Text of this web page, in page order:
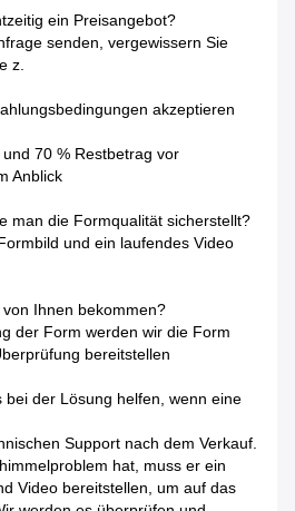
ein Preisangebot?
senden, vergewissern Sie
z.
akzeptieren
70 % Restbetrag vor
Anblick
man die Formqualität sicherstellt?
und ein laufendes Video
Ihnen bekommen?
der Form werden wir die Form
bereitstellen
bei der Lösung helfen, wenn eine
Support nach dem Verkauf.
hat, muss er ein
Video bereitstellen, um auf das